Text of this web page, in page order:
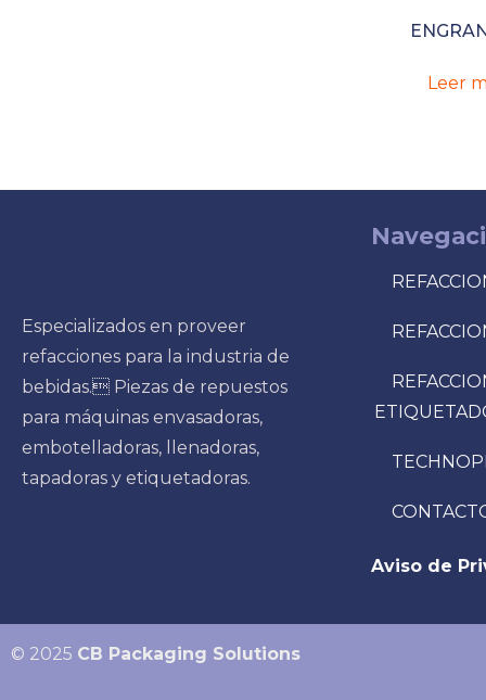
Leer
Especializados en proveer
refacciones para la industria de
bebidas. Piezas de repuestos
para máquinas envasadoras,
embotelladoras, llenadoras,
tapadoras y etiquetadoras.
Aviso de
© 2025 CB Packaging Solutions